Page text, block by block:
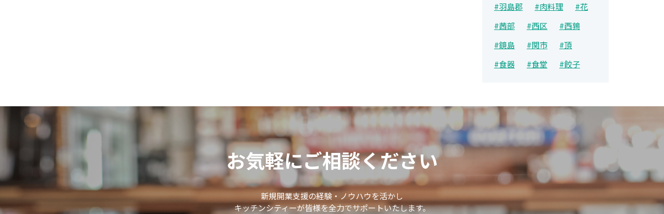
#羽島郡
#肉料理
#花
#茜部
#西区
#西鶉
#鏡島
#関市
#頂
#食器
#食堂 #餃子
お気軽にご相談ください
新規開業支援の経験・ノウハウを活かし
キッチンシティーが皆様を全力でサポートいたします。